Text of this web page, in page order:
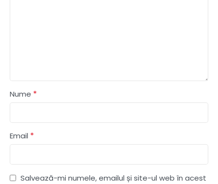
Nume *
Email *
Salvează-mi numele, emailul și site-ul web în acest